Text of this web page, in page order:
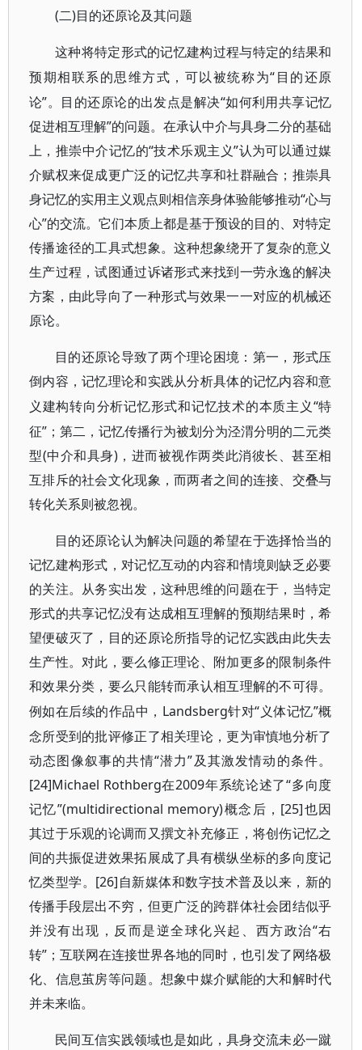
(二)目的还原论及其问题
这种将特定形式的记忆建构过程与特定的结果和
预期相联系的思维方式，可以被统称为“目的还原
论”。目的还原论的出发点是解决“如何利用共享记忆
促进相互理解”的问题。在承认中介与具身二分的基础
上，推崇中介记忆的“技术乐观主义”认为可以通过媒
介赋权来促成更广泛的记忆共享和社群融合；推崇具
身记忆的实用主义观点则相信亲身体验能够推动“心与
心”的交流。它们本质上都是基于预设的目的、对特定
传播途径的工具式想象。这种想象绕开了复杂的意义
生产过程，试图通过诉诸形式来找到一劳永逸的解决
方案，由此导向了一种形式与效果一一对应的机械还
原论。
目的还原论导致了两个理论困境：第一，形式压
倒内容，记忆理论和实践从分析具体的记忆内容和意
义建构转向分析记忆形式和记忆技术的本质主义 “特
征”；第二，记忆传播行为被划分为泾渭分明的二元类
型(中介和具身)，进而被视作两类此消彼长、甚至相
互排斥的社会文化现象，而两者之间的连接、交叠与
转化关系则被忽视。
目的还原论认为解决问题的希望在于选择恰当的
记忆建构形式，对记忆互动的内容和情境则缺乏必要
的关注。从务实出发，这种思维的问题在于，当特定
形式的共享记忆没有达成相互理解的预期结果时，希
望便破灭了，目的还原论所指导的记忆实践由此失去
生产性。对此，要么修正理论、附加更多的限制条件
和效果分类，要么只能转而承认相互理解的不可得。
例如在后续的作品中， Landsberg针对“义体记忆”概
念所受到的批评修正了相关理论，更为审慎地分析了
动态图像叙事的共情“潜力”及其激发情动的条件。
[24]Michael Rothberg在2009年系统论述了“多向度
记忆”(multidirectional memory)概念后，[25]也因
其过于乐观的论调而又撰文补充修正，将创伤记忆之
间的共振促进效果拓展成了具有横纵坐标的多向度记
忆类型学。[26]自新媒体和数字技术普及以来，新的
传播手段层出不穷，但更广泛的跨群体社会团结似乎
并没有出现，反而是逆全球化兴起、西方政治“右
转”；互联网在连接世界各地的同时，也引发了网络极
化、信息茧房等问题。想象中媒介赋能的大和解时代
并未来临。
民间互信实践领域也是如此，具身交流未必一蹴